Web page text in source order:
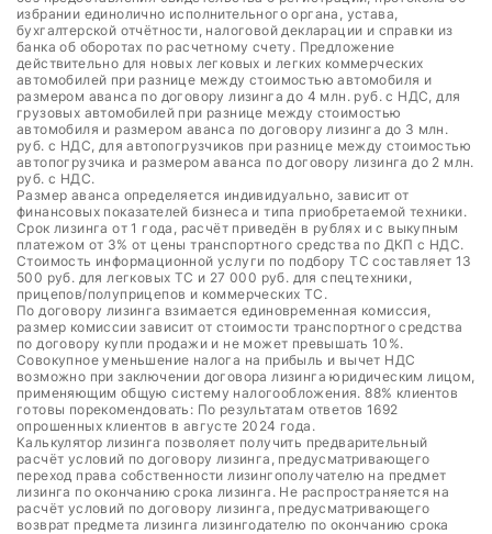
избрании единолично исполнительного органа, устава,
бухгалтерской отчётности, налоговой декларации и справки из
банка об оборотах по расчетному счету. Предложение
действительно для новых легковых и легких коммерческих
автомобилей при разнице между стоимостью автомобиля и
размером аванса по договору лизинга до 4 млн. руб. с НДС, для
грузовых автомобилей при разнице между стоимостью
автомобиля и размером аванса по договору лизинга до 3 млн.
руб. с НДС, для автопогрузчиков при разнице между стоимостью
автопогрузчика и размером аванса по договору лизинга до 2 млн.
руб. с НДС.
Размер аванса определяется индивидуально, зависит от
финансовых показателей бизнеса и типа приобретаемой техники.
Срок лизинга от 1 года, расчёт приведён в рублях и с выкупным
платежом от 3% от цены транспортного средства по ДКП с НДС.
Стоимость информационной услуги по подбору ТС составляет 13
500 руб. для легковых ТС и 27 000 руб. для спецтехники,
прицепов/полуприцепов и коммерческих ТС.
По договору лизинга взимается единовременная комиссия,
размер комиссии зависит от стоимости транспортного средства
по договору купли продажи и не может превышать 10%.
Совокупное уменьшение налога на прибыль и вычет НДС
возможно при заключении договора лизинга юридическим лицом,
применяющим общую систему налогообложения. 88% клиентов
готовы порекомендовать: По результатам ответов 1692
опрошенных клиентов в августе 2024 года.
Калькулятор лизинга позволяет получить предварительный
расчёт условий по договору лизинга, предусматривающего
переход права собственности лизингополучателю на предмет
лизинга по окончанию срока лизинга. Не распространяется на
расчёт условий по договору лизинга, предусматривающего
возврат предмета лизинга лизингодателю по окончанию срока